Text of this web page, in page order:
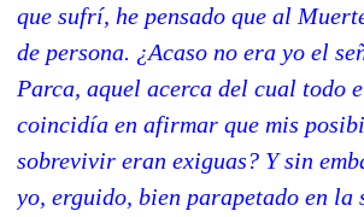
que sufrí, he pensado que al
de persona. ¿Acaso no era yo el
Parca, aquel acerca del cual todo
coincidía en afirmar que mis
sobrevivir eran exiguas? Y sin
yo, erguido, bien parapetado en la